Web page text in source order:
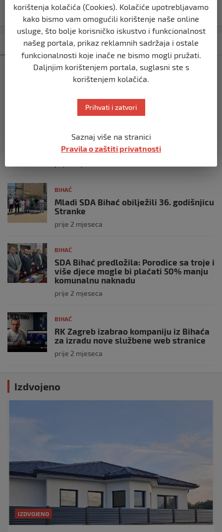
njegove posade
Kategorija Najnovije Najčitanije
BIHAĆ
Bišćanin Anes Ramić osvojio Mont
prije 3 tjedna
Cvijet Srebrenice – simbol sjećanja,
istine i opomene
BIHAĆ
Mladi SDA Bihać obilježili 36. godišnjicu
Stranke
prije 2 mjeseca
BIHAĆ
SDA Bihać predložila: Porodice sa troje i
više djece mogle bi plaćati 50% manju
komunalnu naknadu
prije 2 mjeseca
BIHAĆ
RK Zagreb izabrao kompaniju iz Bihaća
za izradu nove službene web stranice
prije 2 mjeseca
Izdvojeno
IZDVOJENO
korištenja kolačića (Cookies). Kolačiće upotrebljavamo
kako bismo vam omogućili korištenje naše online
usluge, što bolje korisničko iskustvo i funkcionalnost
našeg portala, prikaz reklamnih sadržaja i ostale
funkcionalnosti koje inače ne bismo mogli pružati.
Daljnjim korištenjem portala, suglasni ste s
korištenjem kolačića.
Prihvati i zatvori
Saznaj više na stranici
Pravila o zaštiti privatnosti